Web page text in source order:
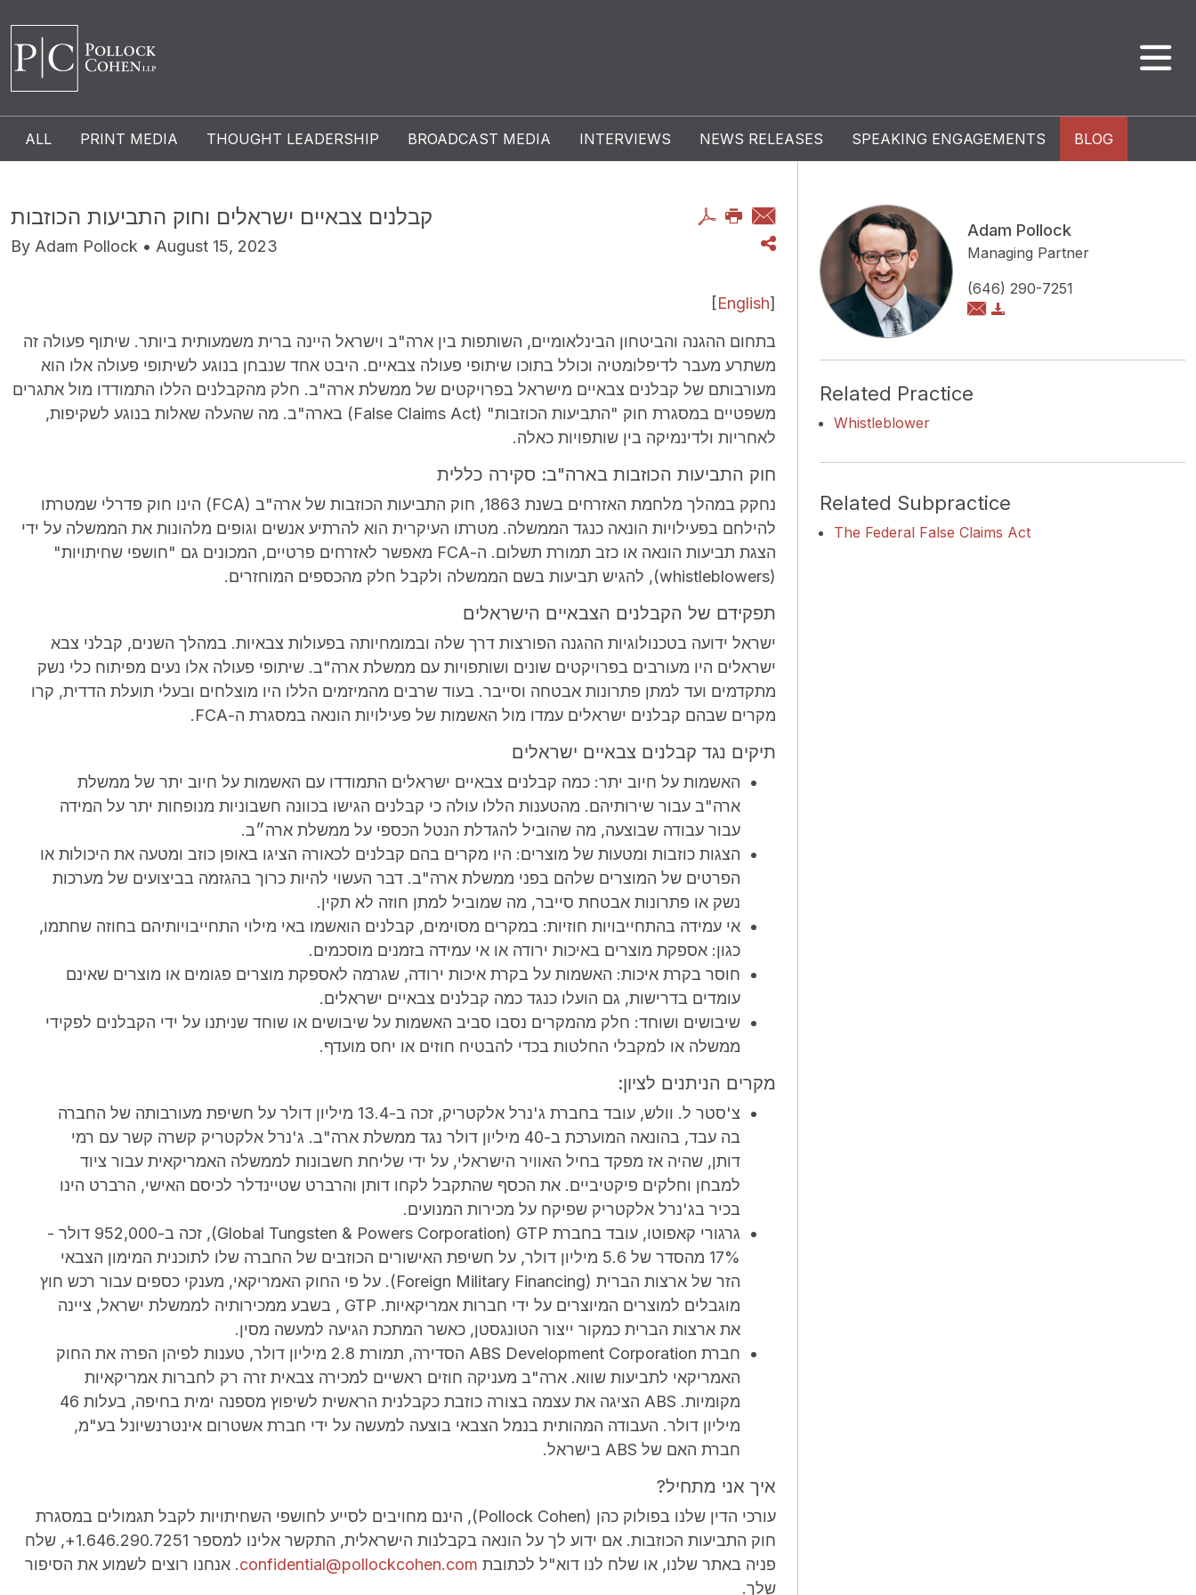
ALL PRINT MEDIA THOUGHT LEADERSHIP BROADCAST MEDIA INTERVIEWS NEWS RELEASES SPEAKING ENGAGEMENTS BLOG
קבלנים צבאיים ישראלים וחוק התביעות הכוזבות
By Adam Pollock • August 15, 2023
[English]
בתחום ההגנה והביטחון הבינלאומיים, השותפות בין ארה"ב וישראל היינה ברית משמעותית ביותר. שיתוף פעולה זה
משתרע מעבר לדיפלומטיה וכולל בתוכו שיתופי פעולה צבאיים. היבט אחד שנבחן בנוגע לשיתופי פעולה אלו הוא
מעורבותם של קבלנים צבאיים מישראל בפרויקטים של ממשלת ארה"ב. חלק מהקבלנים הללו התמודדו מול אתגרים
משפטיים במסגרת חוק "התביעות הכוזבות" (False Claims Act) בארה"ב. מה שהעלה שאלות בנוגע לשקיפות,
לאחריות ולדינמיקה בין שותפויות כאלה.
חוק התביעות הכוזבות בארה"ב: סקירה כללית
נחקק במהלך מלחמת האזרחים בשנת 1863, חוק התביעות הכוזבות של ארה"ב (FCA) הינו חוק פדרלי שמטרתו
להילחם בפעילויות הונאה כנגד הממשלה. מטרתו העיקרית הוא להרתיע אנשים וגופים מלהונות את הממשלה על ידי
הצגת תביעות הונאה או כזב תמורת תשלום. ה-FCA מאפשר לאזרחים פרטיים, המכונים גם "חושפי שחיתויות"
(whistleblowers), להגיש תביעות בשם הממשלה ולקבל חלק מהכספים המוחזרים.
תפקידם של הקבלנים הצבאיים הישראלים
ישראל ידועה בטכנולוגיות ההגנה הפורצות דרך שלה ובמומחיותה בפעולות צבאיות. במהלך השנים, קבלני צבא
ישראלים היו מעורבים בפרויקטים שונים ושותפויות עם ממשלת ארה"ב. שיתופי פעולה אלו נעים מפיתוח כלי נשק
מתקדמים ועד למתן פתרונות אבטחה וסייבר. בעוד שרבים מהמיזמים הללו היו מוצלחים ובעלי תועלת הדדית, קרו
מקרים שבהם קבלנים ישראלים עמדו מול האשמות של פעילויות הונאה במסגרת ה-FCA.
תיקים נגד קבלנים צבאיים ישראלים
האשמות על חיוב יתר: כמה קבלנים צבאיים ישראלים התמודדו עם האשמות על חיוב יתר של ממשלת
ארה"ב עבור שירותיהם. מהטענות הללו עולה כי קבלנים הגישו בכוונה חשבוניות מנופחות יתר על המידה
עבור עבודה שבוצעה, מה שהוביל להגדלת הנטל הכספי על ממשלת ארה״ב.
הצגות כוזבות ומטעות של מוצרים: היו מקרים בהם קבלנים לכאורה הציגו באופן כוזב ומטעה את היכולות או
הפרטים של המוצרים שלהם בפני ממשלת ארה"ב. דבר העשוי להיות כרוך בהגזמה בביצועים של מערכות
נשק או פתרונות אבטחת סייבר, מה שמוביל למתן חוזה לא תקין.
אי עמידה בהתחייבויות חוזיות: במקרים מסוימים, קבלנים הואשמו באי מילוי התחייבויותיהם בחוזה שחתמו,
כגון: אספקת מוצרים באיכות ירודה או אי עמידה בזמנים מוסכמים.
חוסר בקרת איכות: האשמות על בקרת איכות ירודה, שגרמה לאספקת מוצרים פגומים או מוצרים שאינם
עומדים בדרישות, גם הועלו כנגד כמה קבלנים צבאיים ישראלים.
שיבושים ושוחד: חלק מהמקרים נסבו סביב האשמות על שיבושים או שוחד שניתנו על ידי הקבלנים לפקידי
ממשלה או למקבלי החלטות בכדי להבטיח חוזים או יחס מועדף.
מקרים הניתנים לציון:
צ'סטר ל. וולש, עובד בחברת ג'נרל אלקטריק, זכה ב-13.4 מיליון דולר על חשיפת מעורבותה של החברה
בה עבד, בהונאה המוערכת ב-40 מיליון דולר נגד ממשלת ארה"ב. ג'נרל אלקטריק קשרה קשר עם רמי
דותן, שהיה אז מפקד בחיל האוויר הישראלי, על ידי שליחת חשבונות לממשלה האמריקאית עבור ציוד
למבחן וחלקים פיקטיביים. את הכסף שהתקבל לקחו דותן והרברט שטיינדלר לכיסם האישי, הרברט הינו
בכיר בג'נרל אלקטריק שפיקח על מכירות המנועים.
גרגורי קאפוטו, עובד בחברת Global Tungsten & Powers Corporation) GTP), זכה ב-952,000 דולר -
17% מהסדר של 5.6 מיליון דולר, על חשיפת האישורים הכוזבים של החברה שלו לתוכנית המימון הצבאי
הזר של ארצות הברית (Foreign Military Financing). על פי החוק האמריקאי, מענקי כספים עבור רכש חוץ
מוגבלים למוצרים המיוצרים על ידי חברות אמריקאיות. GTP , בשבע ממכירותיה לממשלת ישראל, ציינה
את ארצות הברית כמקור ייצור הטונגסטן, כאשר המתכת הגיעה למעשה מסין.
חברת ABS Development Corporation הסדירה, תמורת 2.8 מיליון דולר, טענות לפיהן הפרה את החוק
האמריקאי לתביעות שווא. ארה"ב מעניקה חוזים ראשיים למכירה צבאית זרה רק לחברות אמריקאיות
מקומיות. ABS הציגה את עצמה בצורה כוזבת כקבלנית הראשית לשיפוץ מספנה ימית בחיפה, בעלות 46
מיליון דולר. העבודה המהותית בנמל הצבאי בוצעה למעשה על ידי חברת אשטרום אינטרנשיונל בע"מ,
חברת האם של ABS בישראל.
איך אני מתחיל?
עורכי הדין שלנו בפולוק כהן (Pollock Cohen), הינם מחויבים לסייע לחושפי השחיתויות לקבל תגמולים במסגרת
חוק התביעות הכוזבות. אם ידוע לך על הונאה בקבלנות הישראלית, התקשר אלינו למספר 1.646.290.7251+, שלח
פניה באתר שלנו, או שלח לנו דוא"ל לכתובת confidential@pollockcohen.com. אנחנו רוצים לשמוע את הסיפור
שלך.
Adam Pollock
Managing Partner
(646) 290-7251
Related Practice
Whistleblower
Related Subpractice
The Federal False Claims Act